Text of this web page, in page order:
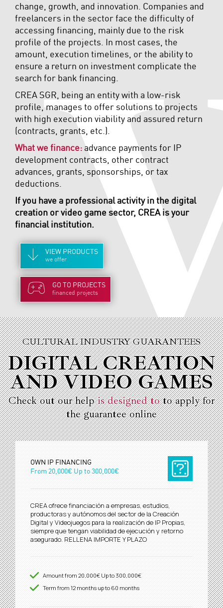
change, growth, and innovation. Companies and
freelancers in the sector face the difficulty of
accessing financing, mainly due to the risk
profile of the projects. In most cases, the
amount, execution timelines, or the ability to
ensure a return on investment complicate the
search for bank financing.
CREA SGR, being an entity with a low-risk
profile, manages to offer solutions to projects
with high execution viability and assured return
(contracts, grants, etc.).
What we finance: advance payments for IP
development contracts, other contract
advances, grants, sponsorships, or tax
deductions.
If you have a professional activity in the digital
creation or video game sector, CREA is your
financial institution.
VIEW PRODUCTS
we offer
GO TO PROJECTS
financed projects
CULTURAL INDUSTRY GUARANTEES
DIGITAL CREATION
AND VIDEO GAMES
Check out our helpis designed toto apply for
the guarantee online
OWN IP FINANCING
From20,000€Up to300,000€
CREA ofrece financiación a empresas, estudios,
productoras y autónomos del sector de la Creación
Digital y Videojuegos para la realización de IP Propias,
siempre que tengan viabilidad de ejecución y retorno
asegurado. RELLENA IMPORTE Y PLAZO
Amount from20,000€Up to300,000€
Term from12months up to 60 months